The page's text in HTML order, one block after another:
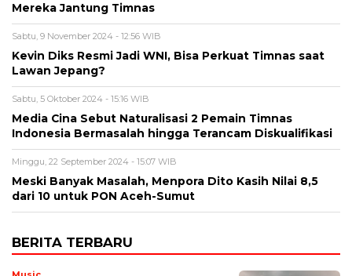
Mereka Jantung Timnas
Sabtu, 9 November 2024 - 12:56 WIB
Kevin Diks Resmi Jadi WNI, Bisa Perkuat Timnas saat
Lawan Jepang?
Sabtu, 5 Oktober 2024 - 15:16 WIB
Media Cina Sebut Naturalisasi 2 Pemain Timnas
Indonesia Bermasalah hingga Terancam Diskualifikasi
Minggu, 22 September 2024 - 15:07 WIB
Meski Banyak Masalah, Menpora Dito Kasih Nilai 8,5
dari 10 untuk PON Aceh-Sumut
BERITA TERBARU